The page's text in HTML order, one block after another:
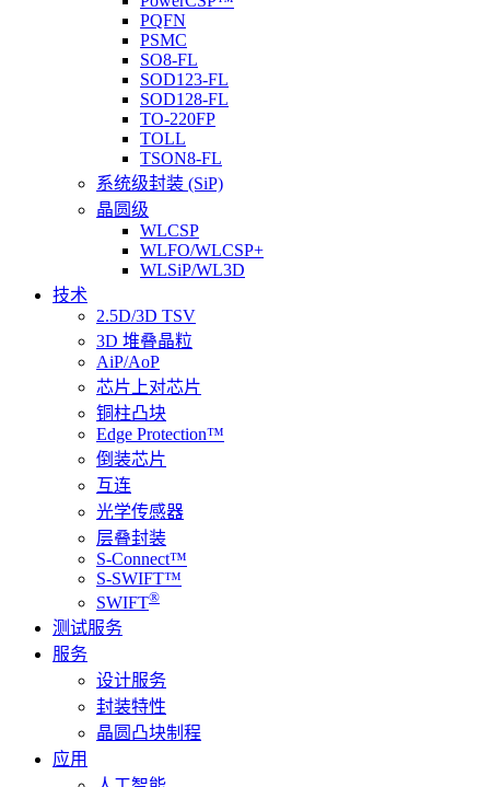
PQFN
PSMC
SO8-FL
SOD123-FL
SOD128-FL
TO-220FP
TOLL
TSON8-FL
系统级封装 (SiP)
晶圆级
WLCSP
WLFO/WLCSP+
WLSiP/WL3D
技术
2.5D/3D TSV
3D 堆叠晶粒
AiP/AoP
芯片上对芯片
铜柱凸块
Edge Protection™
倒装芯片
互连
光学传感器
层叠封装
S-Connect™
S-SWIFT™
SWIFT®
测试服务
服务
设计服务
封装特性
晶圆凸块制程
应用